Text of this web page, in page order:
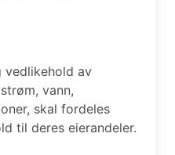
av
vann,
skal fordeles
til deres eierandeler.